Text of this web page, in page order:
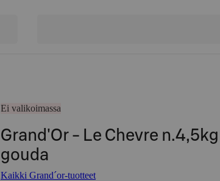
Ei valikoimassa
Grand'Or - Le Chevre
gouda
Kaikki Grand´or-tuotteet